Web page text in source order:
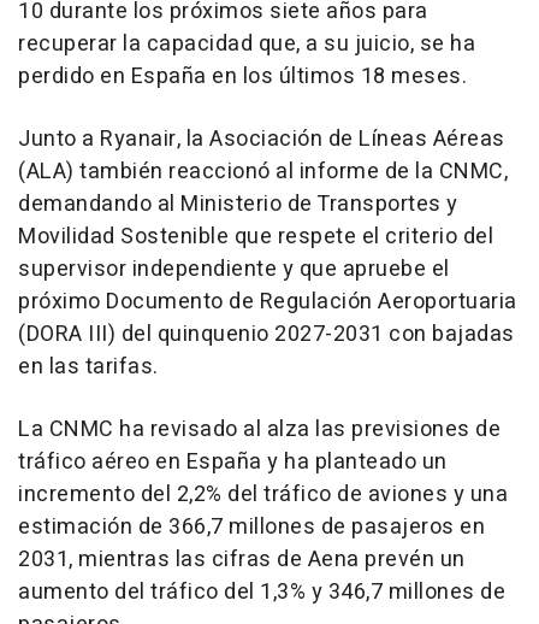
10 durante los próximos siete años para
recuperar la capacidad que, a su juicio, se ha
perdido en España en los últimos 18 meses.
Junto a Ryanair, la Asociación de Líneas Aéreas
(ALA) también reaccionó al informe de la CNMC,
demandando al Ministerio de Transportes y
Movilidad Sostenible que respete el criterio del
supervisor independiente y que apruebe el
próximo Documento de Regulación Aeroportuaria
(DORA III) del quinquenio 2027-2031 con bajadas
en las tarifas.
La CNMC ha revisado al alza las previsiones de
tráfico aéreo en España y ha planteado un
incremento del 2,2% del tráfico de aviones y una
estimación de 366,7 millones de pasajeros en
2031, mientras las cifras de Aena prevén un
aumento del tráfico del 1,3% y 346,7 millones de